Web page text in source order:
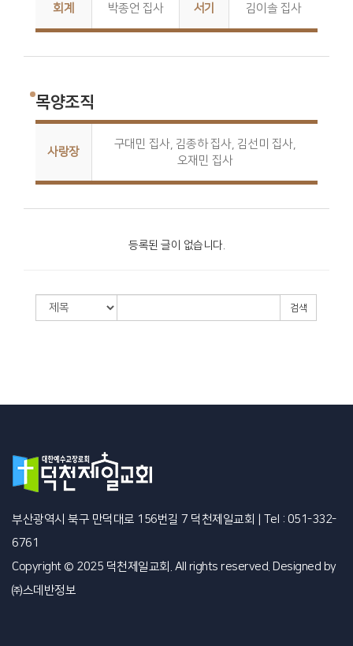
회계 박종언 집사 서기 김이솔 집사
목양조직
사랑장
구대민 집사, 김종하 집사, 김선미 집사,
오재민 집사
등록된 글이 없습니다.
검색
부산광역시 북구 만덕대로 156번길 7 덕천제일교회
Tel : 051-332-
6761
Copyright © 2025 덕천제일교회. All rights reserved. Designed by
㈜스데반정보